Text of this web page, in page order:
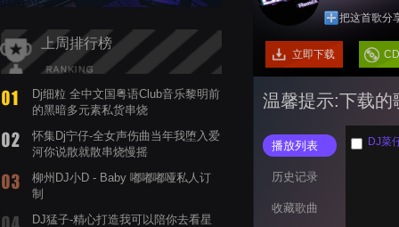
上周排行榜
Dj细粒 全中文国粤语Club音乐黎明前
的黑暗多元素私货串烧
怀集Dj宁仔-全女声伤曲当年我堕入爱
河你说散就散串烧慢摇
柳州DJ小D - Baby 嘟嘟嘟哑私人订
制
DJ猛子-精心打造我可以陪你去看星
把这首歌分
立即下载
温馨提示:下载的
播放列表
历史记录
收藏歌曲
DJ菜